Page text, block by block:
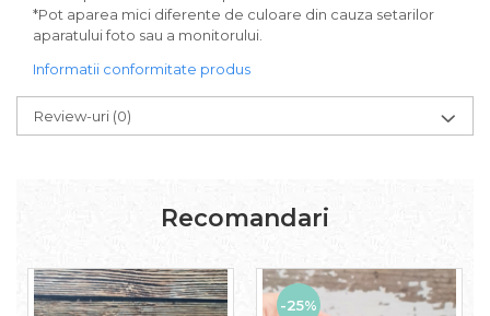
*Pot aparea mici diferente de culoare din cauza setarilor
aparatului foto sau a monitorului.
Informatii conformitate produs
Review-uri (0)
Recomandari
-25%